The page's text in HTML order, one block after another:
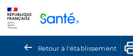
Retour à l'établissement